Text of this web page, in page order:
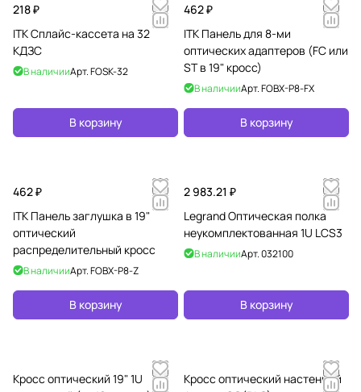
218 ₽
ITK Cплайс-кассета на 32
КДЗС
В наличииАрт.FOSK-32
В корзину
462 ₽
ITK Панель для 8-ми
оптических адаптеров (FC или
ST в 19" кросс)
В наличииАрт.FOBX-P8-FX
В корзину
462 ₽
ITK Панель заглушка в 19"
оптический
распределительный кросс
В наличииАрт.FOBX-P8-Z
В корзину
2 983.21 ₽
Legrand Оптическая полка
неукомплектованная 1U LCS3
В наличииАрт.032100
В корзину
Кросс оптический 19" 1U
Кросс оптический настенный